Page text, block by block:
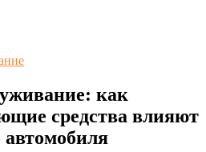
как
средства влияют